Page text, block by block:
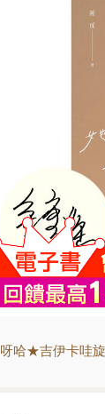
呀哈★吉伊卡哇